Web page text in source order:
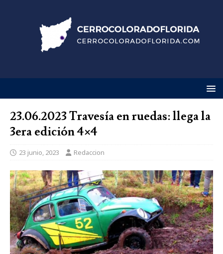
23.06.2023 Travesía en ruedas: llega la
3era edición 4×4
23 junio, 2023 Redaccion